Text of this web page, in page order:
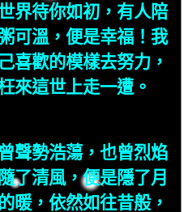
界待你如初，有人陪
可溫，便是幸福！我
喜歡的模樣去努力，
來這世上走一遭。
聲勢浩蕩，也曾烈焰
了清風，便是隱了月
暖，依然如往昔般，